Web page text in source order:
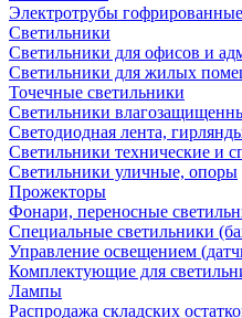
Электротрубы гофрированные
Светильники
Светильники для офисов и
Светильники для жилых
Точечные светильники
Светильники
Светодиодная лента,
Светильники технические и
Светильники уличные, опоры
Прожекторы
Фонари, переносные
Специальные светильники
Управление освещением
Комплектующие для
Лампы
Распродажа складских